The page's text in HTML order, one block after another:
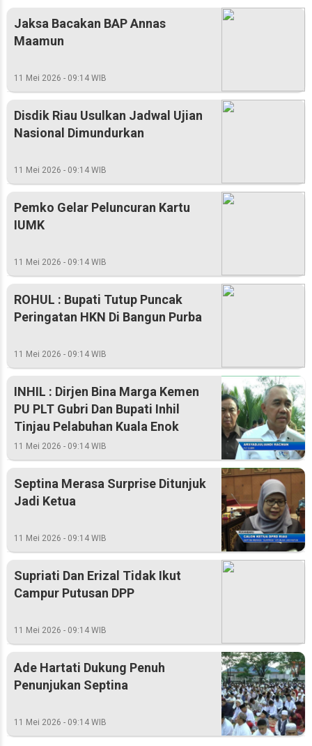
Jaksa Bacakan BAP Annas
Maamun
11 Mei 2026 - 09:14 WIB
Disdik Riau Usulkan Jadwal Ujian
Nasional Dimundurkan
11 Mei 2026 - 09:14 WIB
Pemko Gelar Peluncuran Kartu
IUMK
11 Mei 2026 - 09:14 WIB
ROHUL : Bupati Tutup Puncak
Peringatan HKN Di Bangun Purba
11 Mei 2026 - 09:14 WIB
INHIL : Dirjen Bina Marga Kemen
PU PLT Gubri Dan Bupati Inhil
Tinjau Pelabuhan Kuala Enok
11 Mei 2026 - 09:14 WIB
Septina Merasa Surprise Ditunjuk
Jadi Ketua
11 Mei 2026 - 09:14 WIB
Supriati Dan Erizal Tidak Ikut
Campur Putusan DPP
11 Mei 2026 - 09:14 WIB
Ade Hartati Dukung Penuh
Penunjukan Septina
11 Mei 2026 - 09:14 WIB